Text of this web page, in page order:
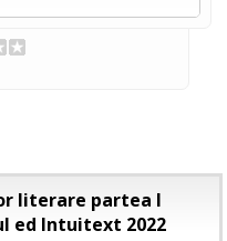
literare partea I
ed Intuitext 2022